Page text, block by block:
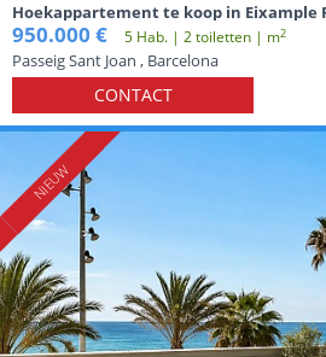
Hoekappartement te koop in Eixample
950.000 € 5 Hab. | 2 toiletten | m2
Passeig Sant Joan , Barcelona
CONTACT